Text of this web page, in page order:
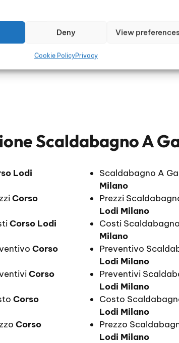
Deny View preferences
Cookie PolicyPrivacy
Scaldabagno A
Lodi
Corso
Corso Lodi
Corso
Corso
Corso
Corso
Scaldabagno A
Milano
Prezzi
Lodi Milano
Costi
Milano
Preventivo
Lodi Milano
Preventivi
Lodi Milano
Costo
Lodi Milano
Prezzo
Lodi Milano